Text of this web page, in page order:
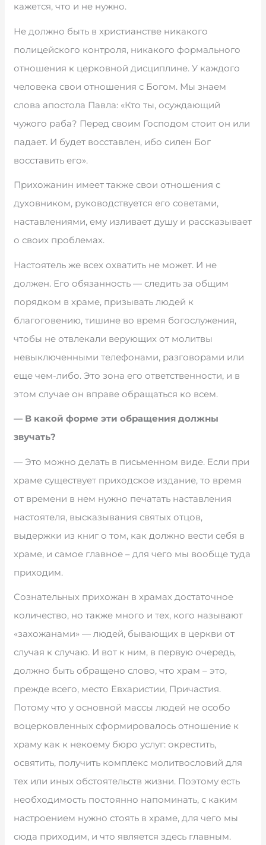
кажется, что и не нужно.
Не должно быть в христианстве никакого
полицейского контроля, никакого формального
отношения к церковной дисциплине. У каждого
человека свои отношения с Богом. Мы знаем
слова апостола Павла: «Кто ты, осуждающий
чужого раба? Перед своим Господом стоит он или
падает. И будет восставлен, ибо силен Бог
восставить его».
Прихожанин имеет также свои отношения с
духовником, руководствуется его советами,
наставлениями, ему изливает душу и рассказывает
о своих проблемах.
Настоятель же всех охватить не может. И не
должен. Его обязанность — следить за общим
порядком в храме, призывать людей к
благоговению, тишине во время богослужения,
чтобы не отвлекали верующих от молитвы
невыключенными телефонами, разговорами или
еще чем-либо. Это зона его ответственности, и в
этом случае он вправе обращаться ко всем.
— В какой форме эти обращения должны
звучать?
— Это можно делать в письменном виде. Если при
храме существует приходское издание, то время
от времени в нем нужно печатать наставления
настоятеля, высказывания святых отцов,
выдержки из книг о том, как должно вести себя в
храме, и самое главное – для чего мы вообще туда
приходим.
Сознательных прихожан в храмах достаточное
количество, но также много и тех, кого называют
«захожанами» — людей, бывающих в церкви от
случая к случаю. И вот к ним, в первую очередь,
должно быть обращено слово, что храм – это,
прежде всего, место Евхаристии, Причастия.
Потому что у основной массы людей не особо
воцерковленных сформировалось отношение к
храму как к некоему бюро услуг: окрестить,
освятить, получить комплекс молитвословий для
тех или иных обстоятельств жизни. Поэтому есть
необходимость постоянно напоминать, с каким
настроением нужно стоять в храме, для чего мы
сюда приходим, и что является здесь главным.